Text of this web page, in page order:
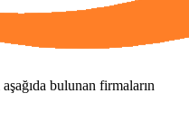
aşağıda bulunan firmaların